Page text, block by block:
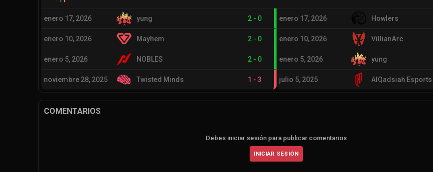
enero 17, 2026 yung 2 - 0
enero 10, 2026 Mayhem 2 - 0
enero 5, 2026 NOBLES 2 - 0
noviembre 28, 2025 Twisted Minds 1 - 3
enero 17, 2026 Howlers
enero 10, 2026 VillianArc
enero 5, 2026 yung
julio 5, 2025 AlQadsiah Esports
COMENTARIOS
Debes iniciar sesión para publicar comentarios
INICIAR SESIÓN